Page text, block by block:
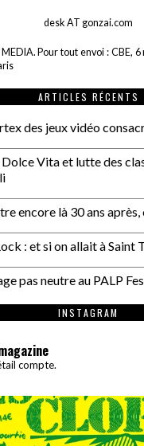
desk AT gonzai.com
Pour tout envoi : CBE,
ARTICLES RÉCENTS
des jeux vidéo
Vita et lutte des
encore là 30 ans
: et si on allait à Saint
pas neutre au PALP
INSTAGRAM
compte.